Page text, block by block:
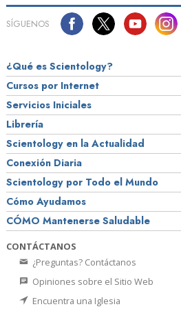
SÍGUENOS
¿Qué es Scientology?
Cursos por Internet
Servicios Iniciales
Librería
Scientology en la Actualidad
Conexión Diaria
Scientology por Todo el Mundo
Cómo Ayudamos
CÓMO Mantenerse Saludable
CONTÁCTANOS
¿Preguntas? Contáctanos
Opiniones sobre el Sitio Web
Encuentra una Iglesia